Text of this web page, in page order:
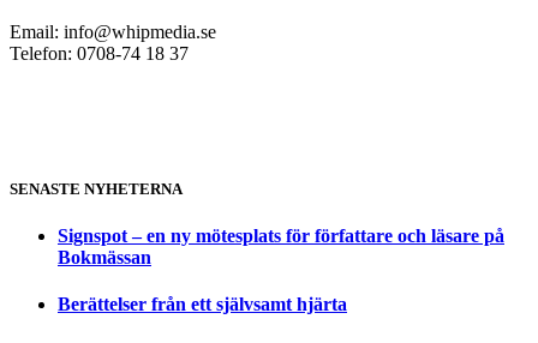
Email: info@whipmedia.se
Telefon: 0708-74 18 37
SENASTE NYHETERNA
Signspot – en ny mötesplats för författare och läsare på
Bokmässan
Berättelser från ett självsamt hjärta